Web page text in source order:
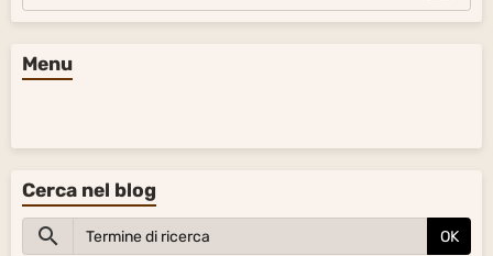
Menu
Cerca nel blog
OK